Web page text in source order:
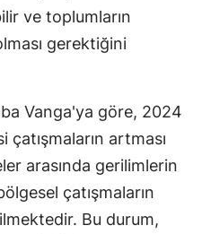
Kastamonu
Kırşehir
Kocaeli
ve toplumların
gerektiğini
Vanga'ya göre, 2024
çatışmaların artması
arasında gerilimlerin
çatışmaların
Bu durum,